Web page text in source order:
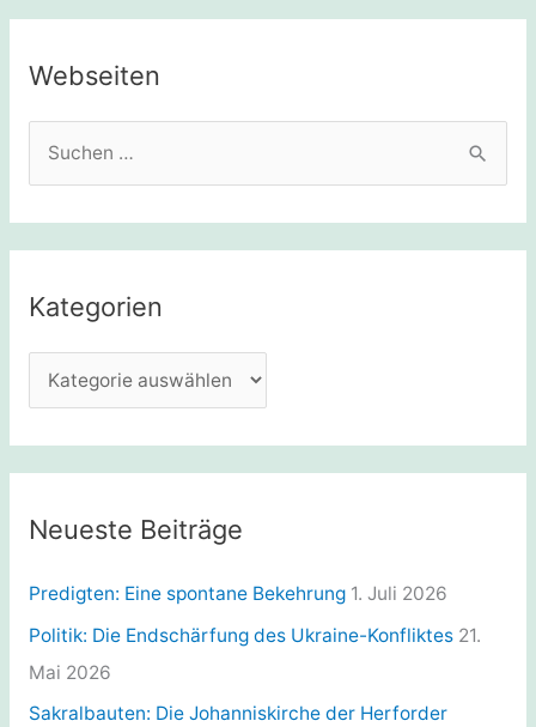
Webseiten
h
h
Kategorien
a
t
g
r
i
e
n
Neueste Beiträge
Predigten: Eine spontane Bekehrung 1. Juli 2026
Politik: Die Endschärfung des Ukraine-Konfliktes 21.
Mai 2026
Sakralbauten: Die Johanniskirche der Herforder